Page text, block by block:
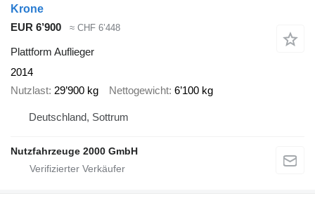
Krone
EUR 6’900
≈ CHF 6’448
Plattform Auflieger
2014
Nutzlast 29’900 kg Nettogewicht 6’100 kg
Deutschland, Sottrum
Nutzfahrzeuge 2000 GmbH